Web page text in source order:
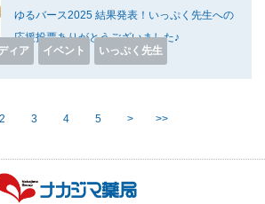
ゆるバース2025 結果発表！いっぷく先生への
応援投票ありがとうございました♪
ィア イベント いっぷく先生
2 3 4 5 > >>